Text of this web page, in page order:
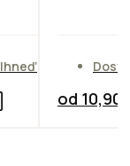
Ihneď
od 10,90